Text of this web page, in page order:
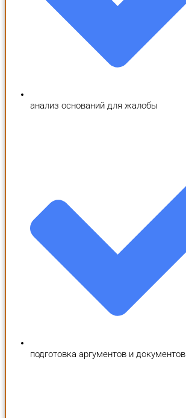
анализ оснований для жалобы
подготовка аргументов и документов